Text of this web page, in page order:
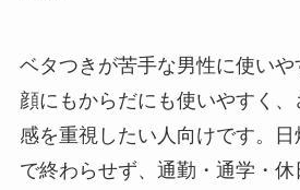
ベタつきが苦手な男性に使いや
顔にもからだにも使いやすく
感を重視したい人向けです。
で終わらせず、通勤・通学・